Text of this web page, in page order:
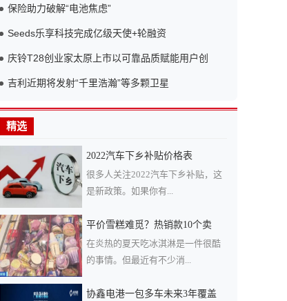
保险助力破解“电池焦虑”
Seeds乐享科技完成亿级天使+轮融资
庆铃T28创业家太原上市以可靠品质赋能用户创
吉利近期将发射“千里浩瀚”等多颗卫星
精选
2022汽车下乡补贴价格表
很多人关注2022汽车下乡补贴，这
是新政策。如果你有...
平价雪糕难觅？热销款10个卖
在炎热的夏天吃冰淇淋是一件很酷
的事情。但最近有不少消...
协鑫电港一包多车未来3年覆盖